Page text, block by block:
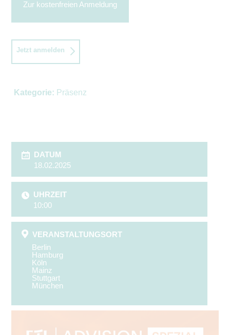
Zur kostenfreien Anmeldung
Jetzt anmelden
Kategorie: Präsenz
DATUM
18.02.2025
UHRZEIT
10:00
VERANSTALTUNGSORT
Berlin
Hamburg
Köln
Mainz
Stuttgart
München